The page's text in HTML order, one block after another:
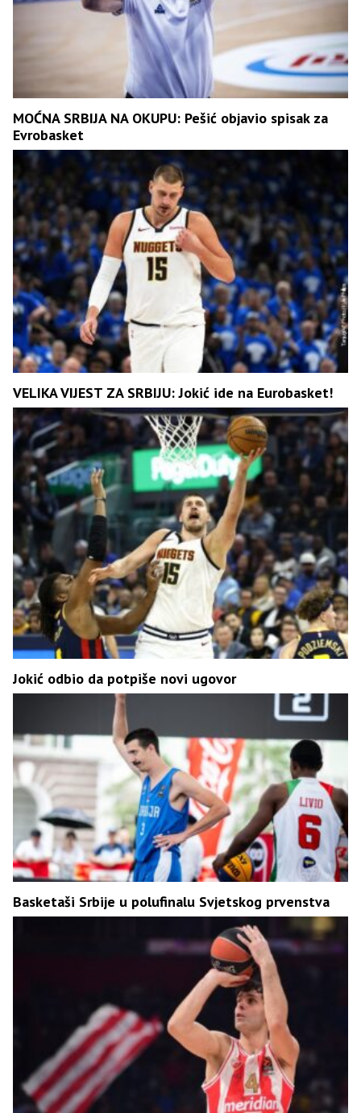
MOĆNA SRBIJA NA OKUPU: Pešić objavio spisak za
Еvrobasket
VELIKA VIJEST ZA SRBIJU: Jokić ide na Eurobasket!
Јokić odbio da potpiše novi ugovor
Basketaši Srbije u polufinalu Svjetskog prvenstva